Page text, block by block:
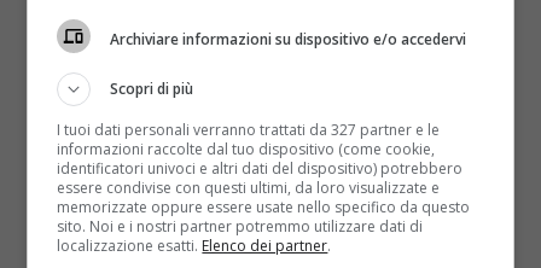
Dimagrire al sole: la dieta per perder peso
sdraiati
Roberta Gerboni
L’estate è oramai alle porte e le belle giornate ci
accompagneranno per molti mesi. Come sfruttare il...
Read More
Archiviare informazioni su dispositivo e/o accedervi
Scopri di più
I tuoi dati personali verranno trattati da 327 partner e le
informazioni raccolte dal tuo dispositivo (come cookie,
identificatori univoci e altri dati del dispositivo) potrebbero
essere condivise con questi ultimi, da loro visualizzate e
memorizzate oppure essere usate nello specifico da questo
sito. Noi e i nostri partner potremmo utilizzare dati di
localizzazione esatti. Elenco dei partner.